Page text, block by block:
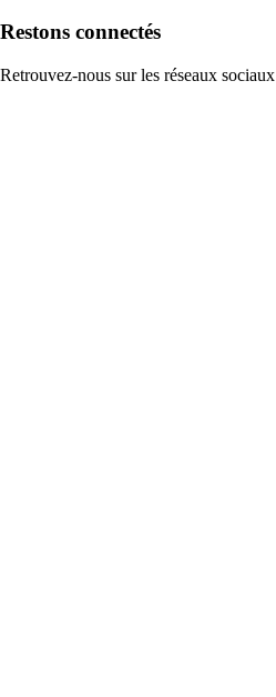
Restons connectés
Retrouvez-nous sur les réseaux sociaux